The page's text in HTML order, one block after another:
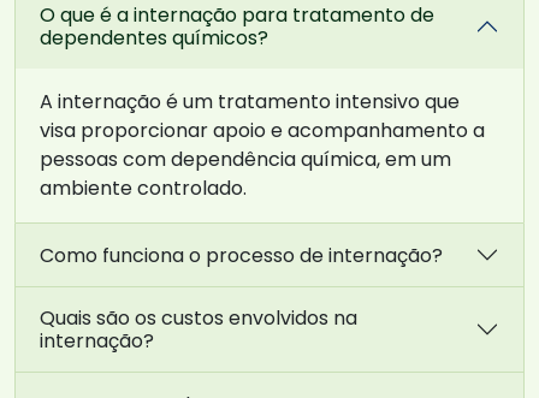
O que é a internação para tratamento de
dependentes químicos?
A internação é um tratamento intensivo que
visa proporcionar apoio e acompanhamento a
pessoas com dependência química, em um
ambiente controlado.
Como funciona o processo de internação?
Quais são os custos envolvidos na
internação?